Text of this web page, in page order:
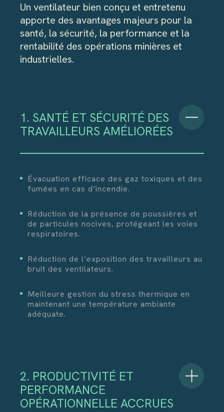
Un ventilateur bien conçu et entretenu
apporte des avantages majeurs pour la
santé, la sécurité, la performance et la
rentabilité des opérations minières et
industrielles.
1. SANTÉ ET SÉCURITÉ DES
TRAVAILLEURS AMÉLIORÉES
Évacuation efficace des gaz toxiques et des
fumées en cas d’incendie.
Réduction de la présence de poussières et
de particules nocives, protégeant les voies
respiratoires.
Réduction de l’exposition des travailleurs au
bruit des ventilateurs.
Meilleure gestion du stress thermique en
maintenant une température ambiante
adéquate.
2. PRODUCTIVITÉ ET
PERFORMANCE
OPÉRATIONNELLE ACCRUES